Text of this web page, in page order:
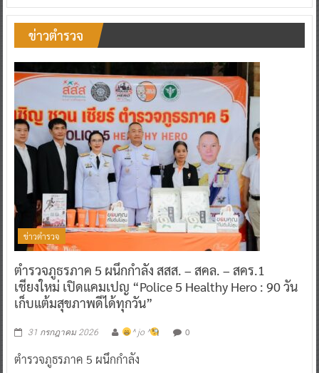
ข่าวตำรวจ
ข่าวตำรวจ
ตำรวจภูธรภาค 5 ผนึกกำลัง สสส. – สคล. – สคร.1
เชียงใหม่ เปิดแคมเปญ “Police 5 Healthy Hero : 90 วัน
เก็บแต้มสุขภาพดีได้ทุกวัน”
31 กรกฎาคม 2026 ^ jo ^ 0
ตำรวจภูธรภาค 5 ผนึกกำลัง